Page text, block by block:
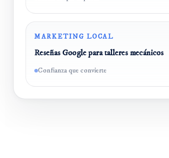
MARKETING LOCAL
Reseñas Google para talleres mecánicos
Confianza que convierte